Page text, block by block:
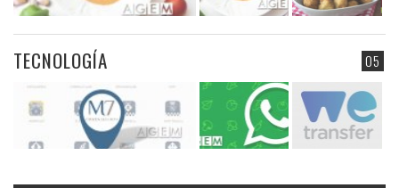
05
TECNOLOGÍA